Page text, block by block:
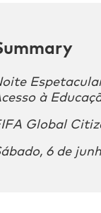
à
Global
6 de